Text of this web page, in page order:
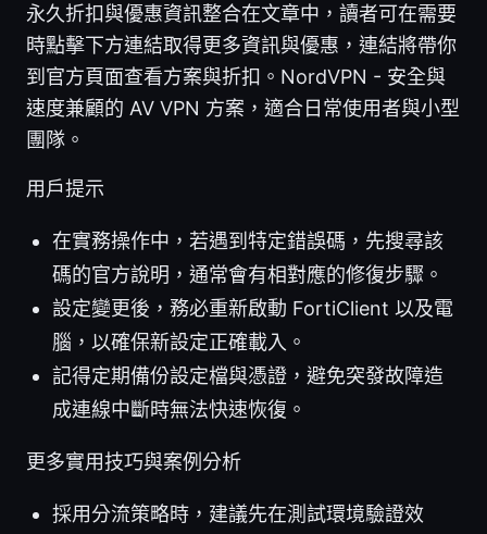
永久折扣與優惠資訊整合在文章中，讀者可在需要
時點擊下方連結取得更多資訊與優惠，連結將帶你
到官方頁面查看方案與折扣。NordVPN - 安全與
速度兼顧的 AV VPN 方案，適合日常使用者與小型
團隊。
用戶提示
在實務操作中，若遇到特定錯誤碼，先搜尋該
碼的官方說明，通常會有相對應的修復步驟。
設定變更後，務必重新啟動 FortiClient 以及電
腦，以確保新設定正確載入。
記得定期備份設定檔與憑證，避免突發故障造
成連線中斷時無法快速恢復。
更多實用技巧與案例分析
採用分流策略時，建議先在測試環境驗證效